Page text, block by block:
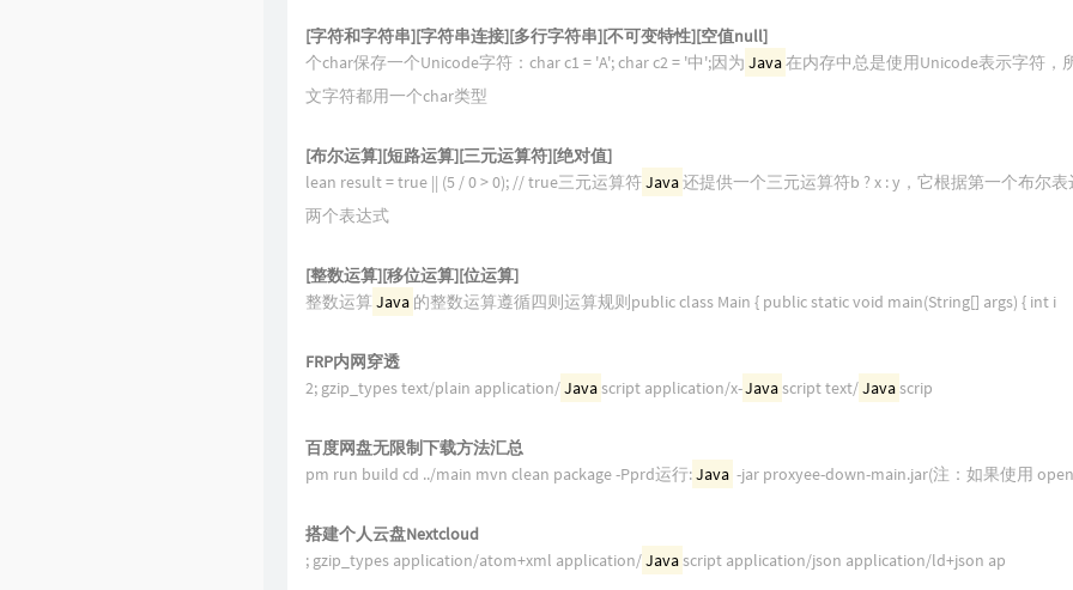
[字符和字符串][字符串连接][多行字符串][不可变特性][空值null]
个char保存一个Unicode字符：char c1 = 'A'; char c2 = '中';因为 Java在内存中总是使用Unicode表示字符，
文字符都用一个char类型
[布尔运算][短路运算][三元运算符][绝对值]
lean result = true || (5 / 0 > 0); // true三元运算符Java还提供一个三元运算符b ? x : y，它根据第一个布尔
两个表达式
[整数运算][移位运算][位运算]
整数运算 Java 的整数运算遵循四则运算规则public class Main { public static void main(String[] args) { int i
FRP内网穿透
2; gzip_types text/plain application/Javascript application/x-Javascript text/Javascrip
百度网盘无限制下载方法汇总
pm run build cd ../main mvn clean package -Pprd运行:Java -jar proxyee-down-main.jar(注：如果使用
搭建个人云盘Nextcloud
; gzip_types application/atom+xml application/Javascript application/json application/ld+json ap